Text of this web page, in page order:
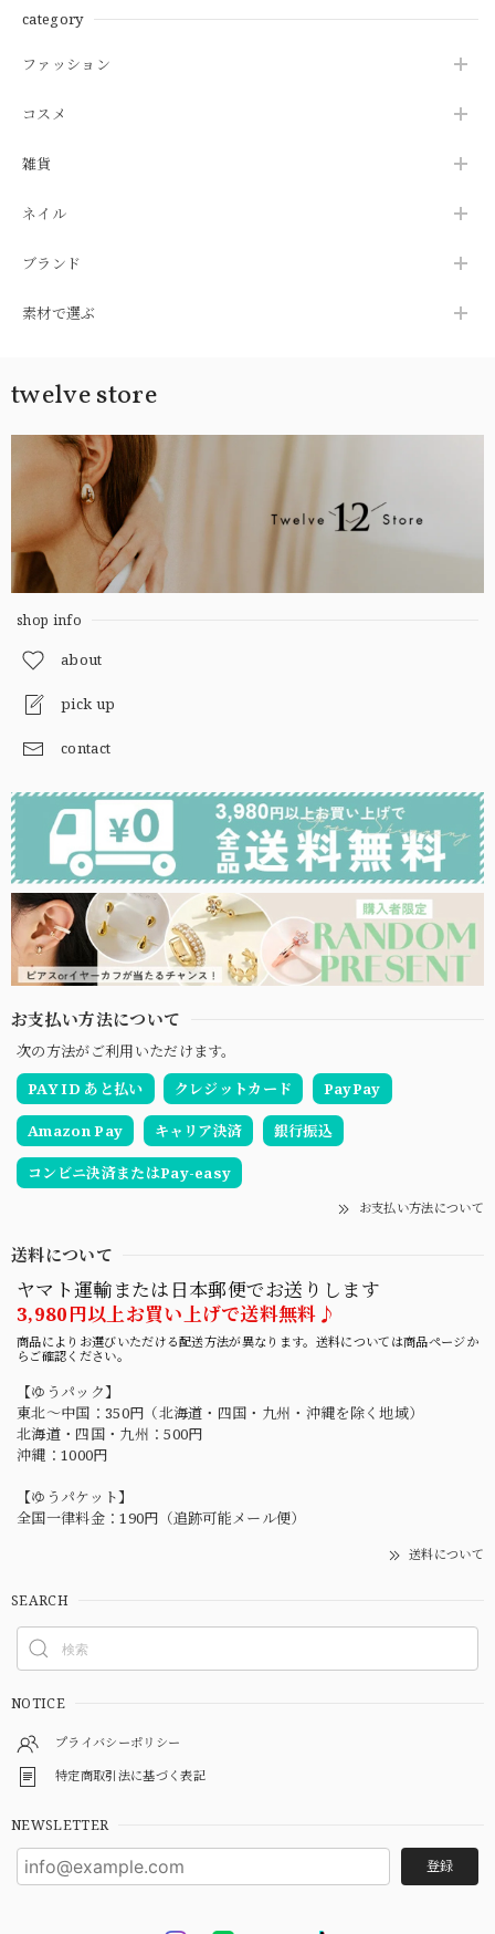
ー） 316L ステンレス
PVD【nnp-0061】
フト 彼女 プレゼント
category
ファッション
コスメ
雑貨
ネイル
ブランド
素材で選ぶ
twelve store
shop info
about
pick up
contact
お支払い方法について
次の方法がご利用いただけます。
PAY ID あと払い
クレジットカード PayPay
Amazon Pay キャリア決済 銀行振込
コンビニ決済またはPay-easy
お支払い方法について
送料について
ヤマト運輸または日本郵便でお送りします
3,980円以上お買い上げで送料無料♪
商品によりお選びいただける配送方法が異なります。送料については商品ページか
らご確認ください。
【ゆうパック】
東北〜中国：350円（北海道・四国・九州・沖縄を除く地域）
北海道・四国・九州：500円
沖縄：1000円
【ゆうパケット】
全国一律料金：190円（追跡可能メール便）
送料について
SEARCH
NOTICE
プライバシーポリシー
特定商取引法に基づく表記
NEWSLETTER
登録